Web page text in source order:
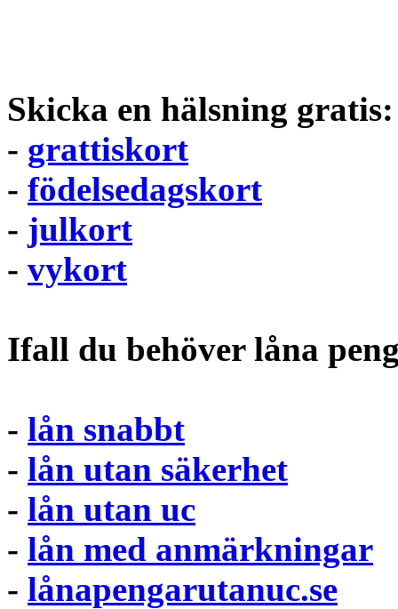
Skicka en hälsning gratis:
- grattiskort
- födelsedagskort
- julkort
- vykort
Ifall du behöver låna
- lån snabbt
- lån utan säkerhet
- lån utan uc
- lån med anmärkningar
- lånapengarutanuc.se